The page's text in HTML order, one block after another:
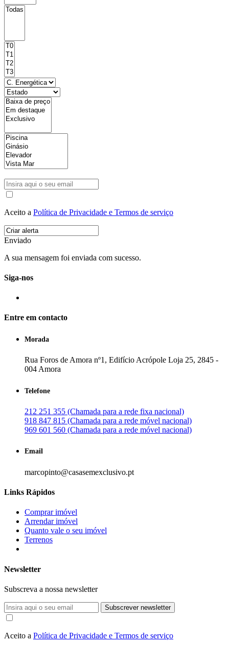
Aceito a Política de Privacidade e Termos de serviço
Enviado
A sua mensagem foi enviada com sucesso.
Siga-nos
Entre em contacto
Morada
Rua Foros de Amora nº1, Edifício Acrópole Loja 25, 2845 -
004 Amora
Telefone
212 251 355 (Chamada para a rede fixa nacional)
918 847 815 (Chamada para a rede móvel nacional)
969 601 560 (Chamada para a rede móvel nacional)
Email
marcopinto@casasemexclusivo.pt
Links Rápidos
Comprar imóvel
Arrendar imóvel
Quanto vale o seu imóvel
Terrenos
Newsletter
Subscreva a nossa newsletter
Subscrever newsletter
Aceito a Política de Privacidade e Termos de serviço